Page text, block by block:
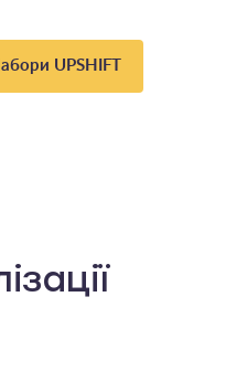
UPSHIFT